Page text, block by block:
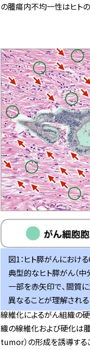
の腫瘍内不均一性はヒト
図1：ヒト膵がんにおけ
典型的なヒト膵がん（
一部を赤矢印で、間質
異なることが理解され
線維化によるがん組織の
織の線維化および硬化は
tumor）の形成を誘導す